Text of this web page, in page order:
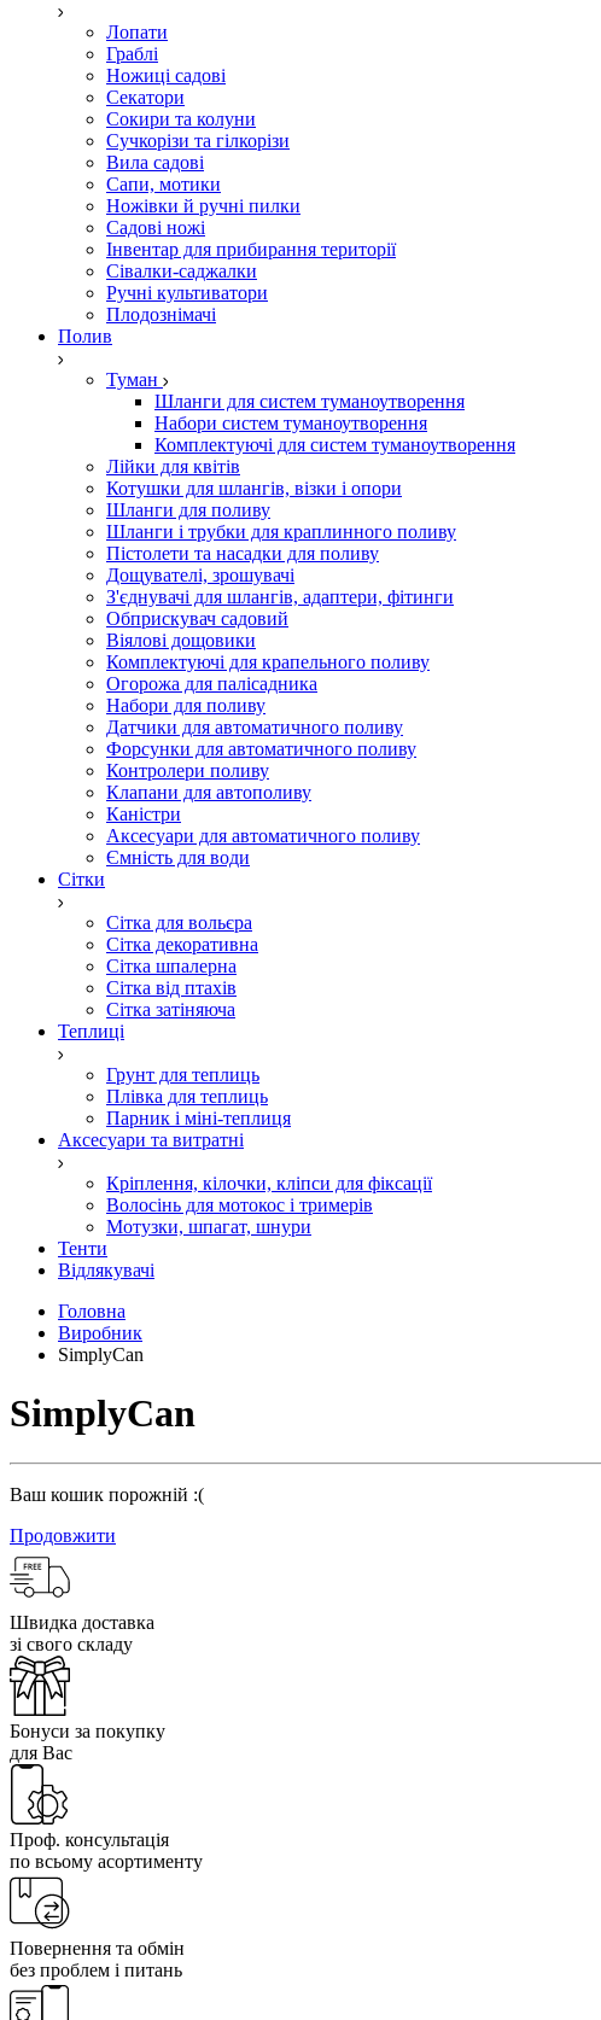
Лопати
Граблі
Ножиці садові
Секатори
Сокири та колуни
Сучкорізи та гілкорізи
Вила садові
Сапи, мотики
Ножівки й ручні пилки
Садові ножі
Інвентар для прибирання території
Сівалки-саджалки
Ручні культиватори
Плодознімачі
Полив
Туман
Шланги для систем туманоутворення
Набори систем туманоутворення
Комплектуючі для систем туманоутворення
Лійки для квітів
Котушки для шлангів, візки і опори
Шланги для поливу
Шланги і трубки для краплинного поливу
Пістолети та насадки для поливу
Дощувателі, зрошувачі
З'єднувачі для шлангів, адаптери, фітинги
Обприскувач садовий
Віялові дощовики
Комплектуючі для крапельного поливу
Огорожа для палісадника
Набори для поливу
Датчики для автоматичного поливу
Форсунки для автоматичного поливу
Контролери поливу
Клапани для автополиву
Каністри
Аксесуари для автоматичного поливу
Ємність для води
Сітки
Сітка для вольєра
Сітка декоративна
Сітка шпалерна
Сітка від птахів
Сітка затіняюча
Теплиці
Грунт для теплиць
Плівка для теплиць
Парник і міні-теплиця
Аксесуари та витратні
Кріплення, кілочки, кліпси для фіксації
Волосінь для мотокос і тримерів
Мотузки, шпагат, шнури
Тенти
Відлякувачі
Головна
Виробник
SimplyCan
SimplyCan
Ваш кошик порожній :(
Продовжити
Швидка доставка
зі свого складу
Бонуси за покупку
для Вас
Проф. консультація
по всьому асортименту
Повернення та обмін
без проблем і питань